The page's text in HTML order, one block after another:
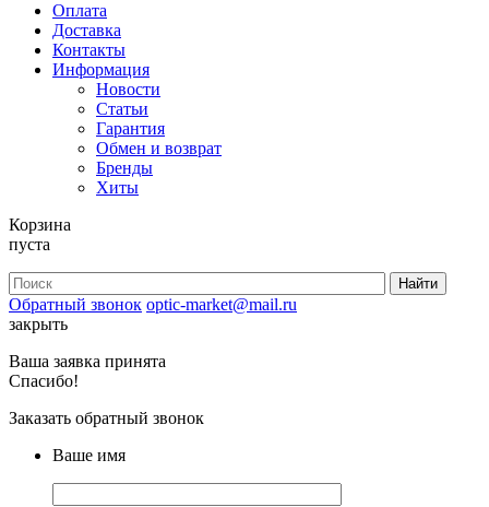
Оплата
Доставка
Контакты
Информация
Новости
Статьи
Гарантия
Обмен и возврат
Бренды
Хиты
Корзина
пуста
Обратный звонок optic-market@mail.ru
закрыть
Ваша заявка принята
Спасибо!
Заказать обратный звонок
Ваше имя